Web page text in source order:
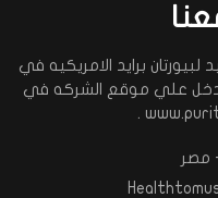
برايد الامريكيه في
يدخل علي موقع الشركه في
مصر